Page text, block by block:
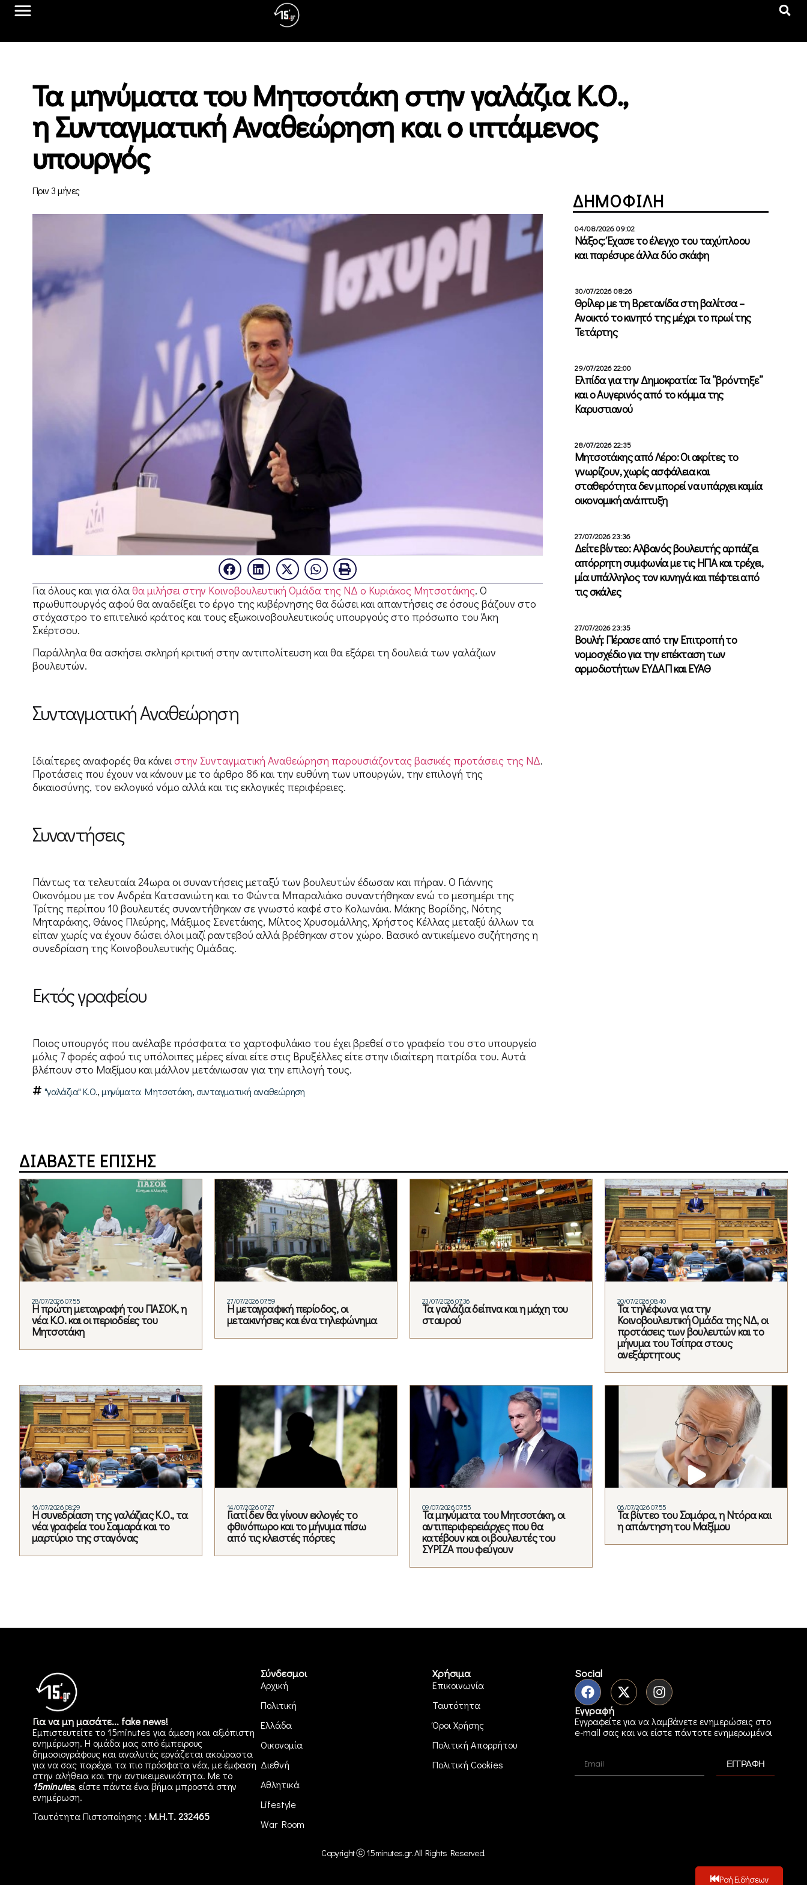
Τα μηνύματα του Μητσοτάκη στην γαλάζια Κ.Ο.,
η Συνταγματική Αναθεώρηση και ο ιπτάμενος
υπουργός
Πριν 3 μήνες
Για όλους και για όλαθα μιλήσει στην Κοινοβουλευτική Ομάδα της ΝΔ ο Κυριάκος Μητσοτάκης. Ο
πρωθυπουργός αφού θα αναδείξει το έργο της κυβέρνησης θα δώσει και απαντήσεις σε όσους βάζουν στο
στόχαστρο το επιτελικό κράτος και τους εξωκοινοβουλευτικούς υπουργούς στο πρόσωπο του Άκη
Σκέρτσου.
Παράλληλα θα ασκήσει σκληρή κριτική στην αντιπολίτευση και θα εξάρει τη δουλειά των γαλάζιων
βουλευτών.
Συνταγματική Αναθεώρηση
Ιδιαίτερες αναφορές θα κάνειστην Συνταγματική Αναθεώρηση παρουσιάζοντας βασικές προτάσεις της ΝΔ.
Προτάσεις που έχουν να κάνουν με το άρθρο 86 και την ευθύνη των υπουργών, την επιλογή της
δικαιοσύνης, τον εκλογικό νόμο αλλά και τις εκλογικές περιφέρειες.
Συναντήσεις
Πάντως τα τελευταία 24ωρα οι συναντήσεις μεταξύ των βουλευτών έδωσαν και πήραν. Ο Γιάννης
Οικονόμου με τον Ανδρέα Κατσανιώτη και το Φώντα Μπαραλιάκο συναντήθηκαν ενώ το μεσημέρι της
Τρίτης περίπου 10 βουλευτές συναντήθηκαν σε γνωστό καφέ στο Κολωνάκι. Μάκης Βορίδης, Νότης
Μηταράκης, Θάνος Πλεύρης, Μάξιμος Σενετάκης, Μίλτος Χρυσομάλλης, Χρήστος Κέλλας μεταξύ άλλων τα
είπαν χωρίς να έχουν δώσει όλοι μαζί ραντεβού αλλά βρέθηκαν στον χώρο. Βασικό αντικείμενο συζήτησης η
συνεδρίαση της Κοινοβουλευτικής Ομάδας.
Εκτός γραφείου
Ποιος υπουργός που ανέλαβε πρόσφατα το χαρτοφυλάκιο του έχει βρεθεί στο γραφείο του στο υπουργείο
μόλις 7 φορές αφού τις υπόλοιπες μέρες είναι είτε στις Βρυξέλλες είτε στην ιδιαίτερη πατρίδα του. Αυτά
βλέπουν στο Μαξίμου και μάλλον μετάνιωσαν για την επιλογή τους.
"γαλάζια" Κ.Ο.,μηνύματα Μητσοτάκη, συνταγματική αναθεώρηση
ΔΗΜΟΦΙΛΗ
04/08/2026 09:02
Νάξος: Έχασε το έλεγχο του ταχύπλοου
και παρέσυρε άλλα δύο σκάφη
30/07/2026 08:26
Θρίλερ με τη Βρετανίδα στη βαλίτσα –
Ανοικτό το κινητό της μέχρι το πρωί της
Τετάρτης
29/07/2026 22:00
Ελπίδα για την Δημοκρατία: Τα ”βρόντηξε”
και ο Αυγερινός από το κόμμα της
Καρυστιανού
28/07/2026 22:35
Μητσοτάκης από Λέρο: Οι ακρίτες το
γνωρίζουν, χωρίς ασφάλεια και
σταθερότητα δεν μπορεί να υπάρχει καμία
οικονομική ανάπτυξη
27/07/2026 23:36
Δείτε βίντεο: Αλβανός βουλευτής αρπάζει
απόρρητη συμφωνία με τις ΗΠΑ και τρέχει,
μία υπάλληλος τον κυνηγά και πέφτει από
τις σκάλες
27/07/2026 23:35
Βουλή: Πέρασε από την Επιτροπή το
νομοσχέδιο για την επέκταση των
αρμοδιοτήτων ΕΥΔΑΠ και ΕΥΑΘ
ΔΙΑΒΑΣΤΕ ΕΠΙΣΗΣ
28/07/2026 07:55
Η πρώτη μεταγραφή του ΠΑΣΟΚ, η
νέα Κ.Ο. και οι περιοδείες του
Μητσοτάκη
27/07/2026 07:59
Η μεταγραφική περίοδος, οι
μετακινήσεις και ένα τηλεφώνημα
23/07/2026 07:36
Τα γαλάζια δείπνα και η μάχη του
σταυρού
20/07/2026 08:40
Τα τηλέφωνα για την
Κοινοβουλευτική Ομάδα της ΝΔ, οι
προτάσεις των βουλευτών και το
μήνυμα του Τσίπρα στους
ανεξάρτητους
16/07/2026 08:29
Η συνεδρίαση της γαλάζιας Κ.Ο., τα
νέα γραφεία του Σαμαρά και το
μαρτύριο της σταγόνας
14/07/2026 07:27
Γιατί δεν θα γίνουν εκλογές το
φθινόπωρο και το μήνυμα πίσω
από τις κλειστές πόρτες
09/07/2026 07:55
Τα μηνύματα του Μητσοτάκη, οι
αντιπεριφερειάρχες που θα
κατέβουν και οι βουλευτές του
ΣΥΡΙΖΑ που φεύγουν
06/07/2026 07:55
Τα βίντεο του Σαμάρα, η Ντόρα και
η απάντηση του Μαξίμου
Για να μη μασάτε... fake news!
Εμπιστευτείτε το 15minutes για άμεση και αξιόπιστη
ενημέρωση. Η ομάδα μας από έμπειρους
δημοσιογράφους και αναλυτές εργάζεται ακούραστα
για να σας παρέχει τα πιο πρόσφατα νέα, με έμφαση
στην αλήθεια και την αντικειμενικότητα. Με το
15minutes, είστε πάντα ένα βήμα μπροστά στην
ενημέρωση.
Ταυτότητα Πιστοποίησης : Μ.Η.Τ. 232465
Σύνδεσμοι
Αρχική
Πολιτική
Ελλάδα
Οικονομία
Διεθνή
Αθλητικά
Lifestyle
War Room
Χρήσιμα
Επικοινωνία
Ταυτότητα
Όροι Χρήσης
Πολιτική Απορρήτου
Πολιτική Cookies
Social
Εγγραφή
Εγγραφείτε για να λαμβάνετε ενημερώσεις στο
e-mail σας και να είστε πάντοτε ενημερωμένοι
ΕΓΓΡΑΦΗ
Copyright ⓒ 15minutes.gr. All Rights Reserved.
Ροή Ειδήσεων